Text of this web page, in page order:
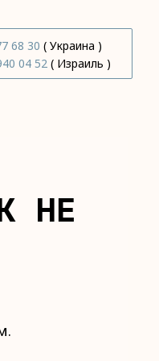
68 30 ( Украина )
04 52 ( Израиль )
НЕ